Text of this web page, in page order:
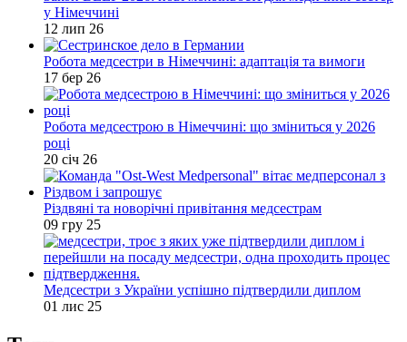
у Німеччині
12 лип 26
Робота медсестри в Німеччині: адаптація та вимоги
17 бер 26
Робота медсестрою в Німеччині: що зміниться у 2026
році
20 січ 26
Різдвяні та новорічні привітання медсестрам
09 гру 25
Медсестри з України успішно підтвердили диплом
01 лис 25